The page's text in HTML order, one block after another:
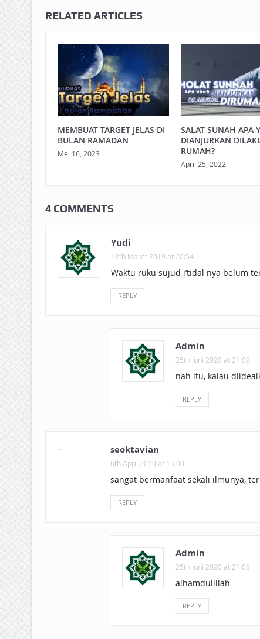
RELATED ARTICLES
MEMBUAT TARGET JELAS DI
BULAN RAMADAN
Mei 16, 2023
SALAT SUNAH APA
DIANJURKAN
RUMAH?
April 25, 2022
4 COMMENTS
Yudi
12th Maret 2019 at 20:54
Waktu ruku sujud i’tidal nya belum
REPLY
Admin
25th Juni 2020 at 21:09
nah itu, kalau
REPLY
seoktavian
6th April 2019 at 15:00
sangat bermanfaat sekali ilmunya,
REPLY
Admin
25th Juni 2020 at 21:05
alhamdulillah
REPLY